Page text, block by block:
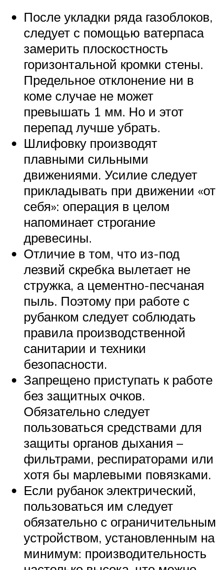
После укладки ряда газоблоков,
следует с помощью ватерпаса
замерить плоскостность
горизонтальной кромки стены.
Предельное отклонение ни в
коме случае не может
превышать 1 мм. Но и этот
перепад лучше убрать.
Шлифовку производят
плавными сильными
движениями. Усилие следует
прикладывать при движении «от
себя»: операция в целом
напоминает строгание
древесины.
Отличие в том, что из-под
лезвий скребка вылетает не
стружка, а цементно-песчаная
пыль. Поэтому при работе с
рубанком следует соблюдать
правила производственной
санитарии и техники
безопасности.
Запрещено приступать к работе
без защитных очков.
Обязательно следует
пользоваться средствами для
защиты органов дыхания –
фильтрами, респираторами или
хотя бы марлевыми повязками.
Если рубанок электрический,
пользоваться им следует
обязательно с ограничительным
устройством, установленным на
минимум: производительность